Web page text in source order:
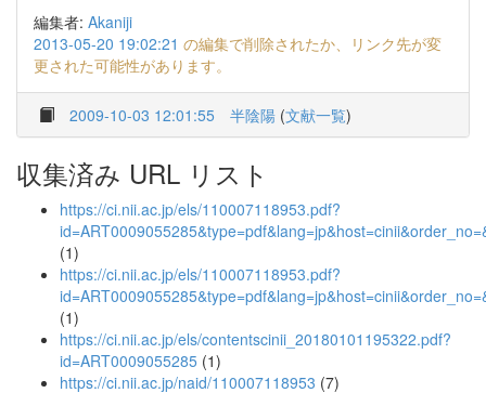
編集者: Akaniji
2013-05-20 19:02:21 の編集で削除されたか、リンク先が変
更された可能性があります。
2009-10-03 12:01:55 半陰陽 (文献一覧)
収集済み URL リスト
https://ci.nii.ac.jp/els/110007118953.pdf?
(1)
https://ci.nii.ac.jp/els/110007118953.pdf?
(1)
https://ci.nii.ac.jp/els/contentscinii_20180101195322.pdf?
id=ART0009055285 (1)
https://ci.nii.ac.jp/naid/110007118953 (7)